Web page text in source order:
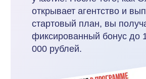
Личные кабинеты партнёров
с автоматическим учётом заявок,
отслеживанием статусов и расчётом
вознаграждений.
Интеграция с CRM.
Система автоматически проверяет